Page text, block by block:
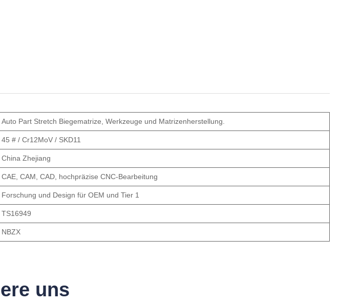
Auto Part Stretch Biegematrize, Werkzeuge und Matrizenherstellung.
45 # / Cr12MoV / SKD11
China Zhejiang
CAE, CAM, CAD, hochpräzise CNC-Bearbeitung
Forschung und Design für OEM und Tier 1
TS16949
NBZX
uns